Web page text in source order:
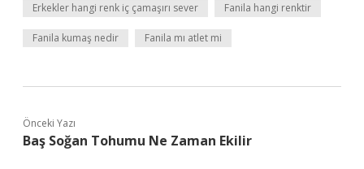
Erkekler hangi renk iç çamaşırı sever Fanila hangi renktir
Fanila kumaş nedir Fanila mı atlet mi
Önceki Yazı
Baş Soğan Tohumu Ne Zaman Ekilir